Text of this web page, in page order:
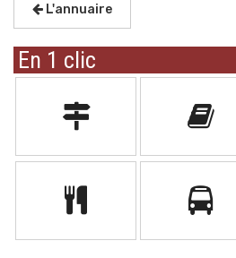
L'annuaire
En 1 clic